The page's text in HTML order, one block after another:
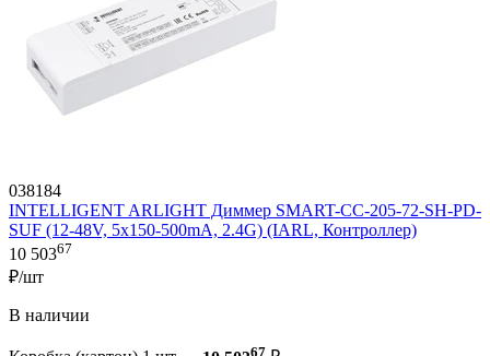
038184
INTELLIGENT ARLIGHT Диммер SMART-CC-205-72-SH-PD-
SUF (12-48V, 5x150-500mA, 2.4G) (IARL, Контроллер)
10 50367
₽/шт
В наличии
67